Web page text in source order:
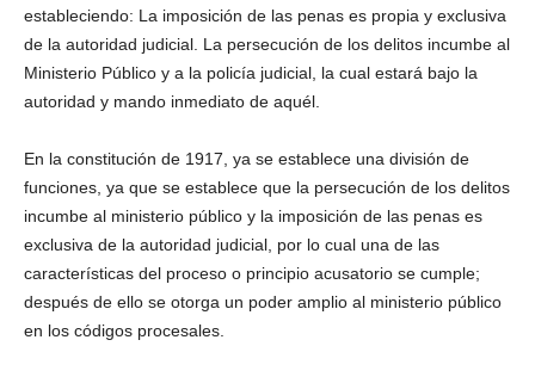
estableciendo: La imposición de las penas es propia y exclusiva
de la autoridad judicial. La persecución de los delitos incumbe al
Ministerio Público y a la policía judicial, la cual estará bajo la
autoridad y mando inmediato de aquél.
En la constitución de 1917, ya se establece una división de
funciones, ya que se establece que la persecución de los delitos
incumbe al ministerio público y la imposición de las penas es
exclusiva de la autoridad judicial, por lo cual una de las
características del proceso o principio acusatorio se cumple;
después de ello se otorga un poder amplio al ministerio público
en los códigos procesales.